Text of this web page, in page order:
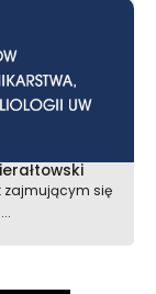
zajmującym się